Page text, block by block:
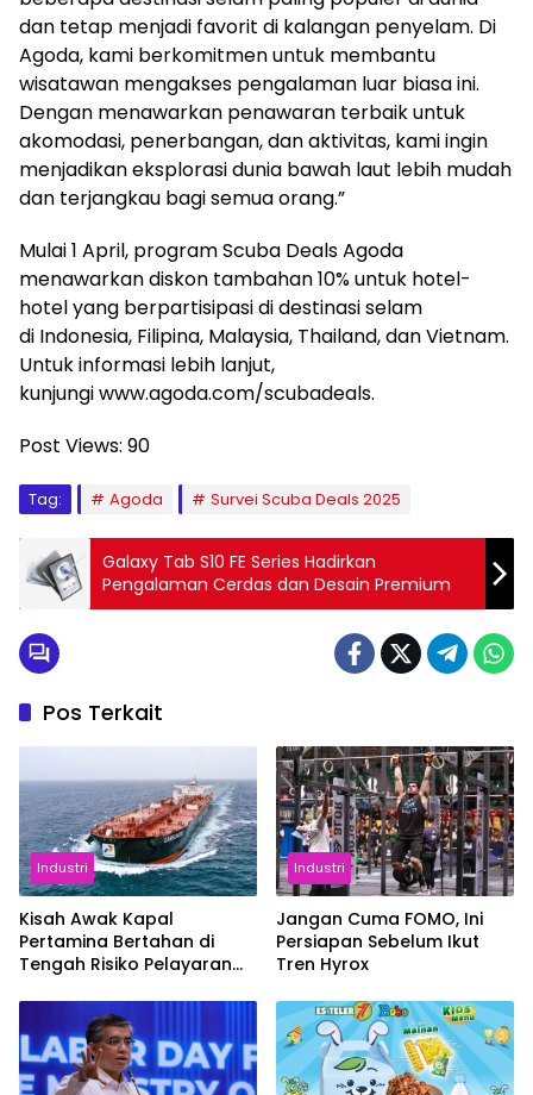
dan tetap menjadi favorit di kalangan penyelam. Di
Agoda, kami berkomitmen untuk membantu
wisatawan mengakses pengalaman luar biasa ini.
Dengan menawarkan penawaran terbaik untuk
akomodasi, penerbangan, dan aktivitas, kami ingin
menjadikan eksplorasi dunia bawah laut lebih mudah
dan terjangkau bagi semua orang.”
Mulai 1 April, program Scuba Deals Agoda
menawarkan diskon tambahan 10% untuk hotel-
hotel yang berpartisipasi di destinasi selam
di Indonesia, Filipina, Malaysia, Thailand, dan Vietnam.
Untuk informasi lebih lanjut,
kunjungi www.agoda.com/scubadeals.
Post Views: 90
Tag: Agoda Survei Scuba Deals 2025
Galaxy Tab S10 FE Series Hadirkan
Pengalaman Cerdas dan Desain Premium
Pos Terkait
Industri
Kisah Awak Kapal
Pertamina Bertahan di
Tengah Risiko Pelayaran
Industri
Jangan Cuma FOMO, Ini
Persiapan Sebelum Ikut
Tren Hyrox